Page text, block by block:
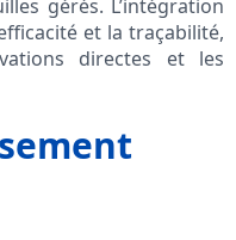
gérés. L’intégration
et la traçabilité,
directes et les